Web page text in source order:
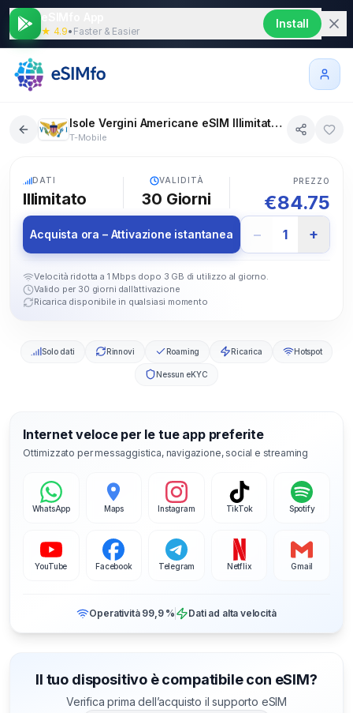
★ 4.9• Faster & Easier
Install
Isole Vergini Americane eSIM Illimitato 30 giorni
T-Mobile
DATI
Illimitato
VALIDITÀ
30 Giorni
PREZZO
€84.75
Acquista ora – Attivazione istantanea − 1 +
Velocità ridotta a 1 Mbps dopo 3 GB di utilizzo al giorno.
Valido per 30 giorni dall’attivazione
Ricarica disponibile in qualsiasi momento
Solo dati Rinnovi Roaming Ricarica Hotspot
Nessun eKYC
Internet veloce per le tue app preferite
Ottimizzato per messaggistica, navigazione, social e streaming
WhatsApp Maps Instagram TikTok Spotify
YouTube Facebook Telegram Netflix Gmail
Operatività 99,9 % Dati ad alta velocità
Il tuo dispositivo è compatibile con eSIM?
Verifica prima dell’acquisto il supporto eSIM